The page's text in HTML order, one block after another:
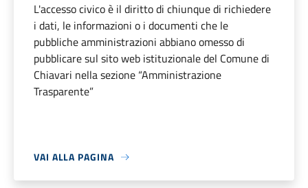
L'accesso civico è il diritto di chiunque di richiedere
i dati, le informazioni o i documenti che le
pubbliche amministrazioni abbiano omesso di
pubblicare sul sito web istituzionale del Comune di
Chiavari nella sezione “Amministrazione
Trasparente”
VAI ALLA PAGINA